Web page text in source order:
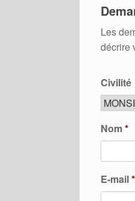
Les
décrire
Civilité
Nom*
E-mail*